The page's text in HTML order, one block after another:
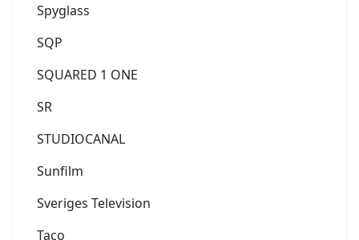
Spyglass
SQP
SQUARED 1 ONE
SR
STUDIOCANAL
Sunfilm
Sveriges Television
Taco